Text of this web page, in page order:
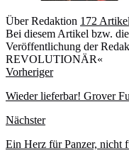
Über Redaktion 172 Artikel
Bei diesem Artikel bzw.
Veröffentlichung der
REVOLUTIONÄR«
Webseite
Vorheriger
Wieder lieferbar! Grover
Nächster
Ein Herz für Panzer, nicht